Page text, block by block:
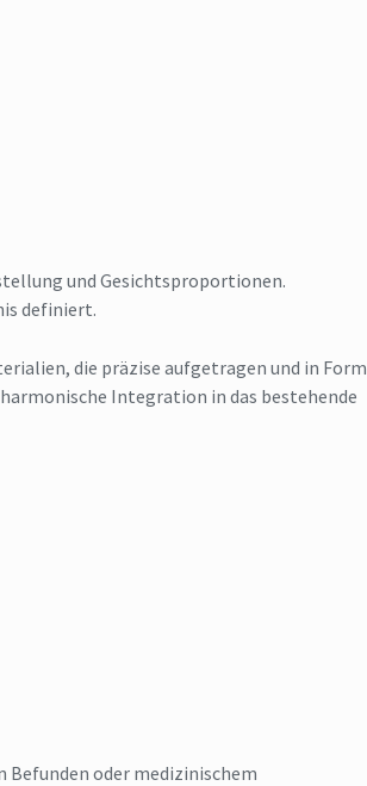
und Gesichtsproportionen.
definiert.
die präzise aufgetragen und in Form
Integration in das bestehende
Befunden oder medizinischem